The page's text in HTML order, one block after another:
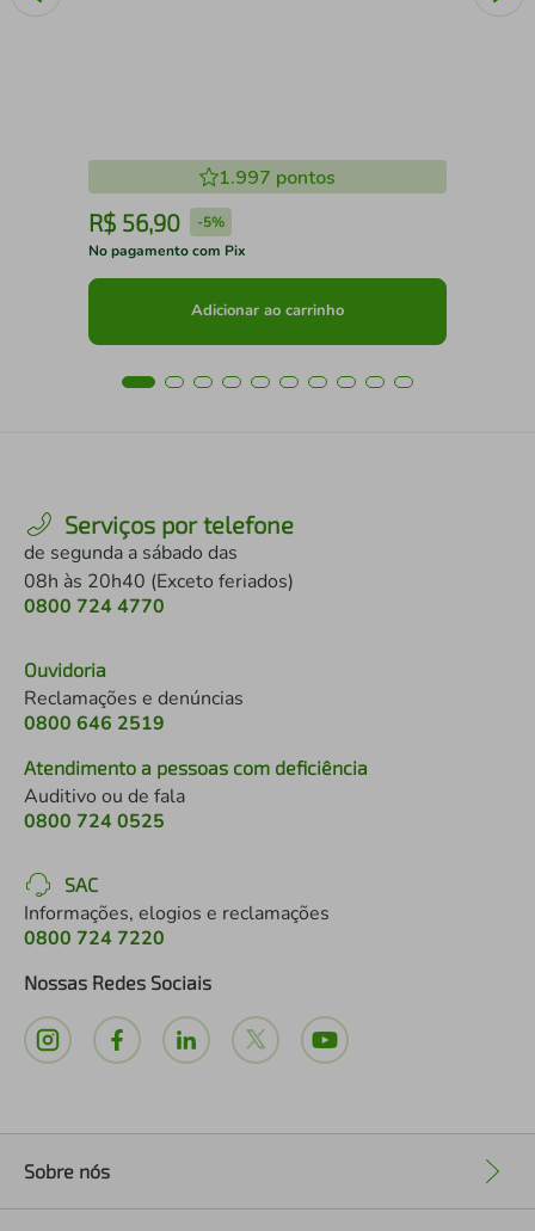
1.997 pontos
R$ 56,90 -5%
No pagamento com Pix
Adicionar ao carrinho
Serviços por telefone
de segunda a sábado das
08h às 20h40 (Exceto feriados)
0800 724 4770
Ouvidoria
Reclamações e denúncias
0800 646 2519
Atendimento a pessoas com deficiência
Auditivo ou de fala
0800 724 0525
SAC
Informações, elogios e reclamações
0800 724 7220
Nossas Redes Sociais
Sobre nós